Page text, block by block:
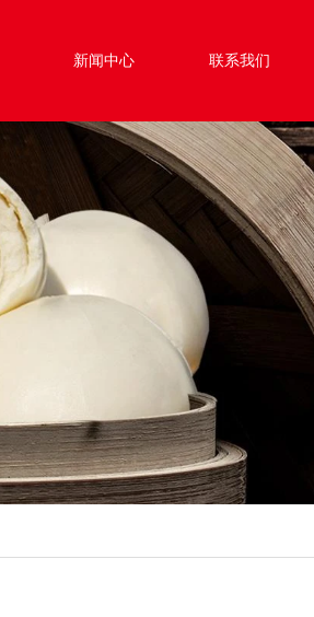
新闻中心 联系我们